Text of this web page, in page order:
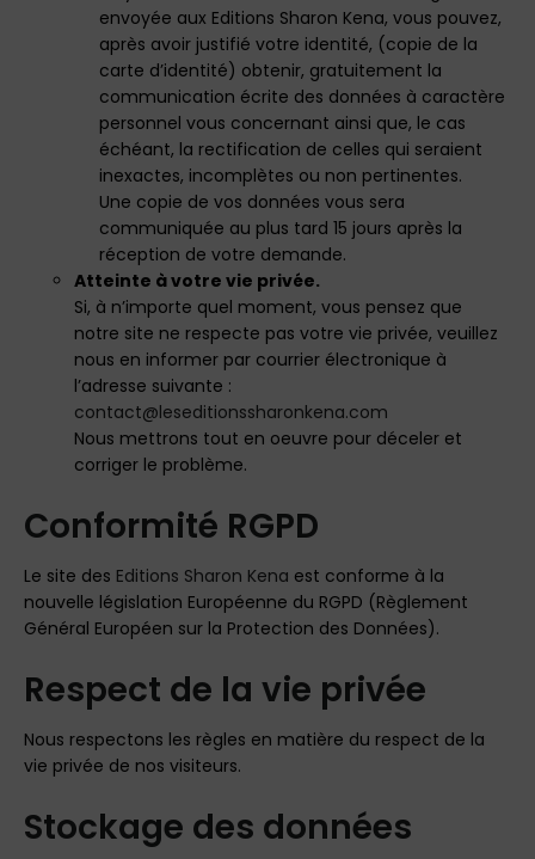
envoyée aux Editions Sharon Kena, vous pouvez,
après avoir justifié votre identité, (copie de la
carte d’identité) obtenir, gratuitement la
communication écrite des données à caractère
personnel vous concernant ainsi que, le cas
échéant, la rectification de celles qui seraient
inexactes, incomplètes ou non pertinentes.
Une copie de vos données vous sera
communiquée au plus tard 15 jours après la
réception de votre demande.
Atteinte à votre vie privée.
Si, à n’importe quel moment, vous pensez que
notre site ne respecte pas votre vie privée, veuillez
nous en informer par courrier électronique à
l’adresse suivante :
contact@leseditionssharonkena.com
Nous mettrons tout en oeuvre pour déceler et
corriger le problème.
Conformité RGPD
Le site des Editions Sharon Kena est conforme à la
nouvelle législation Européenne du RGPD (Règlement
Général Européen sur la Protection des Données).
Respect de la vie privée
Nous respectons les règles en matière du respect de la
vie privée de nos visiteurs.
Stockage des données